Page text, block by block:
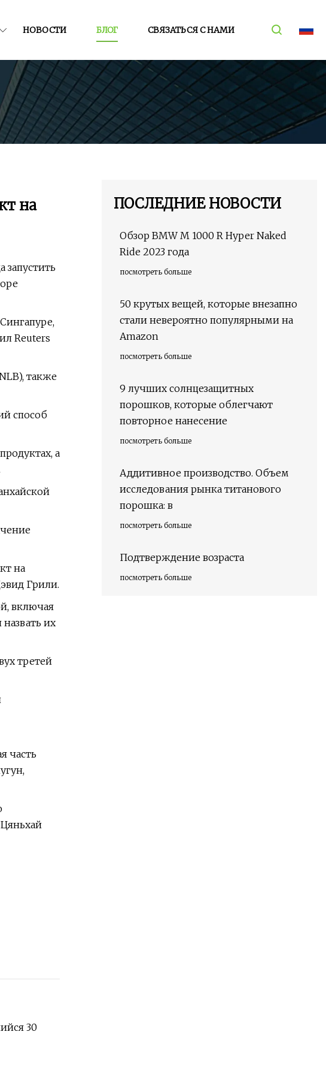
НОВОСТИ БЛОГ СВЯЗАТЬСЯ С НАМИ
на
запустить
Reuters
также
способ
а
на
Грили.
включая
их
третей
часть
30
ПОСЛЕДНИЕ НОВОСТИ
Обзор BMW M 1000 R Hyper Naked
Ride 2023 года
посмотреть больше
50 крутых вещей, которые внезапно
стали невероятно популярными на
Amazon
посмотреть больше
9 лучших солнцезащитных
порошков, которые облегчают
повторное нанесение
посмотреть больше
Аддитивное производство. Объем
исследования рынка титанового
порошка: в
посмотреть больше
Подтверждение возраста
посмотреть больше